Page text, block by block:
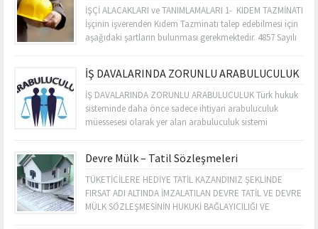
tüketici işlemleri ile tüketiciye yönelik uygulamalardan
doğabilecek uyuşmazlıklara çözüm...
İŞÇİ ALACAKLARI ve TANIMLAMALARI 1- KIDEM TAZMİNATI
İşçinin işverenden Kıdem Tazminatı talep edebilmesi için
aşağıdaki şartların bulunması gerekmektedir. 4857 Sayılı
Nedenlerden Birisi İle Sonlandırılması İş hukuku
kapsamında Kıdem tazminatına hak kazanma
şartlarına...
İŞ DAVALARINDA ZORUNLU ARABULUCULUK
İŞ DAVALARINDA ZORUNLU ARABULUCULUK Türk hukuk
sisteminde daha önce sadece ihtiyari arabuluculuk
müessesesi olarak yer alan arabuluculuk sistemi
Hukuk Uyuşmazlıklarında Arabuluculuk Kanunu Madde 5:
“Sistematik teknikler uygulayarak, görüşmek ve
müzakerelerde bulunmak amacıyla tarafları bir araya
getiren, onların...
Devre Mülk – Tatil Sözleşmeleri
TÜKETİCİLERE HEDİYE TATİL KAZANDINIZ ŞEKLİNDE
FIRSAT ADI ALTINDA İMZALATILAN DEVRE TATİL VE DEVRE
MÜLK SÖZLEŞMESİNİN HUKUKİ BAĞLAYICILIĞI VE